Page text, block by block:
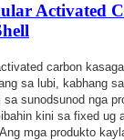
Activated
carbon
sa lubi, kabhang
sa sunodsunod nga
kini sa fixed ug
mga produkto